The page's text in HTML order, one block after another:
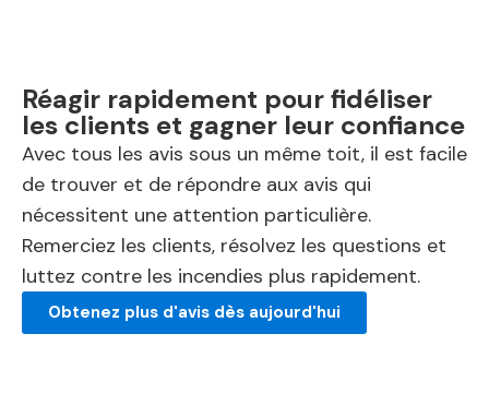
Réagir rapidement pour fidéliser
les clients et gagner leur confiance
Avec tous les avis sous un même toit, il est facile
de trouver et de répondre aux avis qui
nécessitent une attention particulière.
Remerciez les clients, résolvez les questions et
luttez contre les incendies plus rapidement.
Obtenez plus d'avis dès aujourd'hui